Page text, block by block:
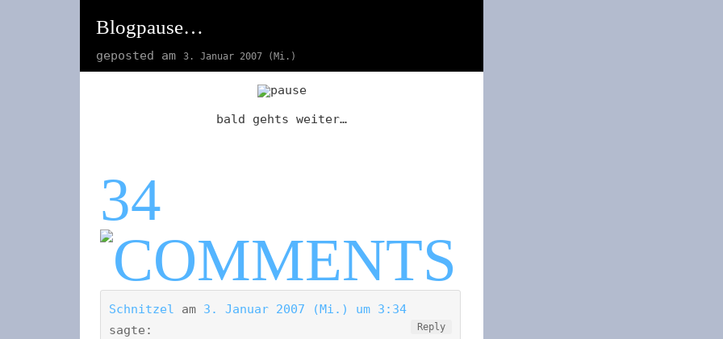
Blogpause…
geposted am 3. Januar 2007 (Mi.)
bald gehts weiter…
34
Schnitzel am 3. Januar 2007 (Mi.) um 3:34
sagte:
Reply